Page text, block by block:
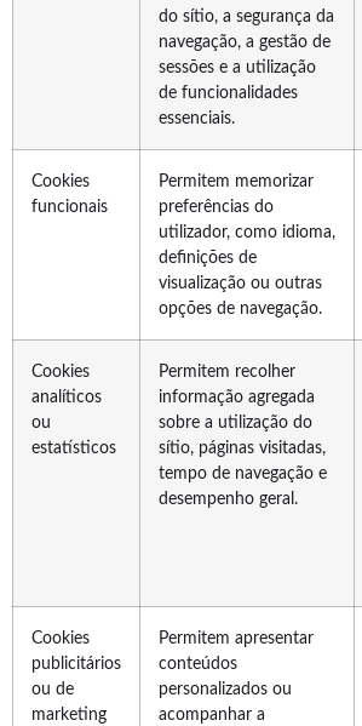
do sítio, a segurança da
navegação, a gestão de
sessões e a utilização
de funcionalidades
essenciais.
Cookies
funcionais
Permitem memorizar
preferências do
utilizador, como idioma,
definições de
visualização ou outras
opções de navegação.
Cookies
analíticos
ou
estatísticos
Permitem recolher
informação agregada
sobre a utilização do
sítio, páginas visitadas,
tempo de navegação e
desempenho geral.
Cookies
publicitários
ou de
marketing
Permitem apresentar
conteúdos
personalizados ou
acompanhar a